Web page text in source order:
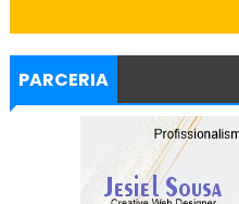
PARCERIA